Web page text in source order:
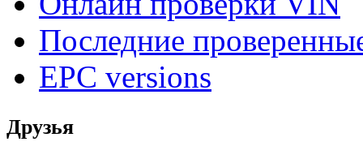
Последние
EPC versions
Друзья